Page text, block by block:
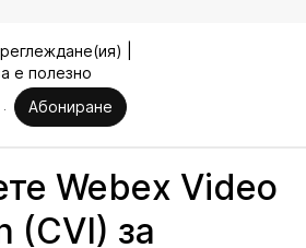
|
е полезно
Абониране
Webex Video
(CVI) за